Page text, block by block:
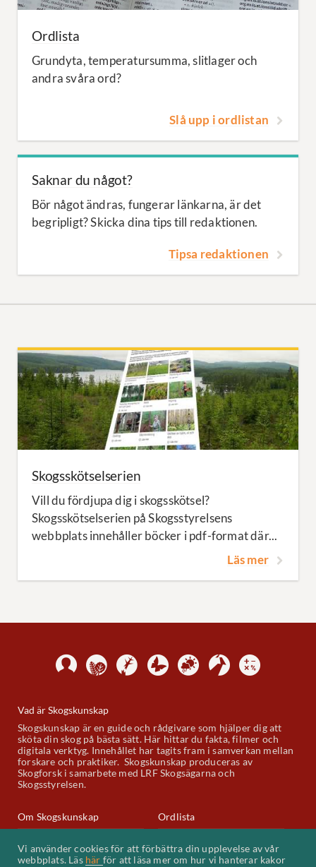
Ordlista
Grundyta, temperatursumma, slitlager och
andra svåra ord?
Slå upp i ordlistan
Saknar du något?
Bör något ändras, fungerar länkarna, är det
begripligt? Skicka dina tips till redaktionen.
Tipsa redaktionen
Skogsskötselserien
Vill du fördjupa dig i skogsskötsel?
Skogsskötselserien på Skogsstyrelsens
webbplats innehåller böcker i pdf-format där...
Läs mer
Vad är Skogskunskap
Skogskunskap är en guide och rådgivare som hjälper dig att
sköta din skog på bästa sätt. Här hittar du fakta, filmer och
digitala verktyg. Innehållet har tagits fram i samverkan mellan
forskare och praktiker. Skogskunskap produceras av
Skogforsk i samarbete med LRF Skogsägarna och
Skogsstyrelsen.
Om Skogskunskap Ordlista
Vi använder cookies för att förbättra din upplevelse av vår
webbplats. Läs här för att läsa mer om hur vi hanterar kakor